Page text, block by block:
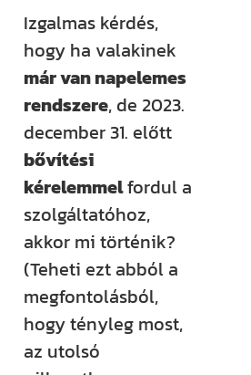
Izgalmas kérdés,
hogy ha valakinek
már van napelemes
rendszere, de 2023.
december 31. előtt
bővítési
kérelemmelfordul a
szolgáltatóhoz,
akkor mi történik?
(Teheti ezt abból a
megfontolásból,
hogy tényleg most,
az utolsó